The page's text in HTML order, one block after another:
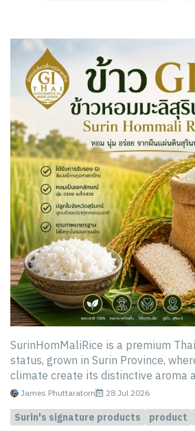
SurinHomMaliRice is a premium
status, grown in Surin Province,
climate create its distinctive aroma
James Phuttaratorn 28 Jul 2026
Surin's signature products product